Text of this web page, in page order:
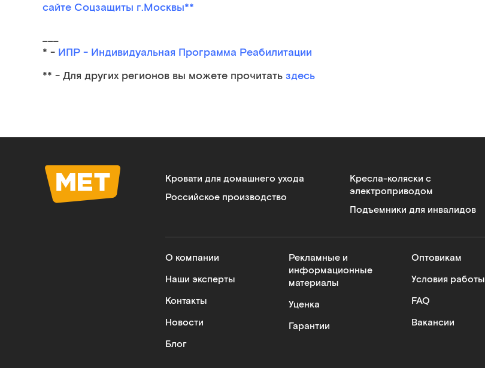
сайте Соцзащиты г.Москвы**
___
* - ИПР - Индивидуальная Программа Реабилитации
** - Для других регионов вы можете прочитать здесь
Кровати для домашнего ухода
Российское производство
Кресла-коляски с
электроприводом
Подъемники для инвалидов
О компании
Наши эксперты
Контакты
Новости
Блог
Рекламные и
информационные
материалы
Уценка
Гарантии
Оптовикам
Условия работы
FAQ
Вакансии